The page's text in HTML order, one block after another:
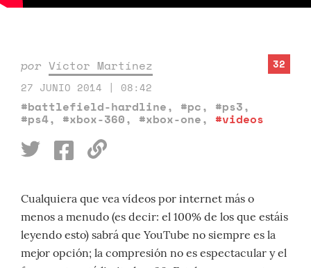
por Víctor Martínez
27 JUNIO 2014 | 08:42
#battlefield-hardline, #pc, #ps3,
#ps4, #xbox-360, #xbox-one, #videos
32
Cualquiera que vea vídeos por internet más o
menos a menudo (es decir: el 100% de los que estáis
leyendo esto) sabrá que YouTube no siempre es la
mejor opción; la compresión no es espectacular y el